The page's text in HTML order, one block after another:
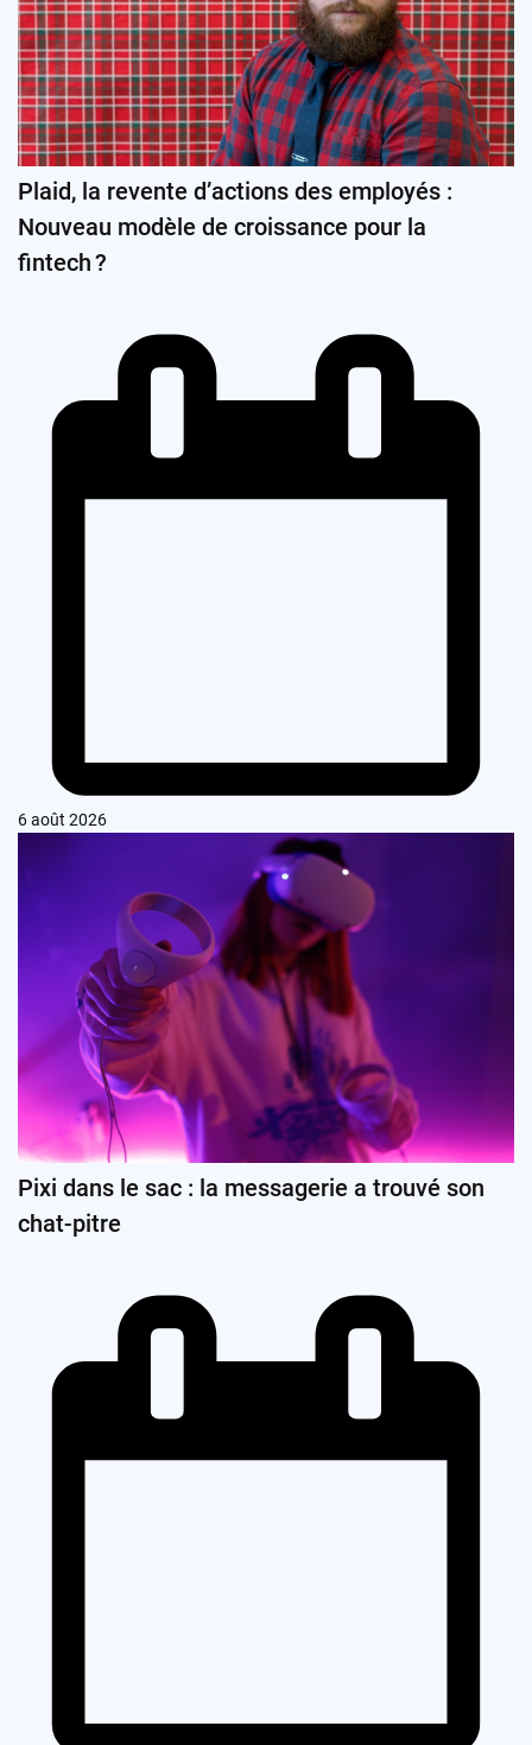
Plaid, la revente d’actions des employés :
Nouveau modèle de croissance pour la
fintech ?
6 août 2026
Pixi dans le sac : la messagerie a trouvé son
chat-pitre